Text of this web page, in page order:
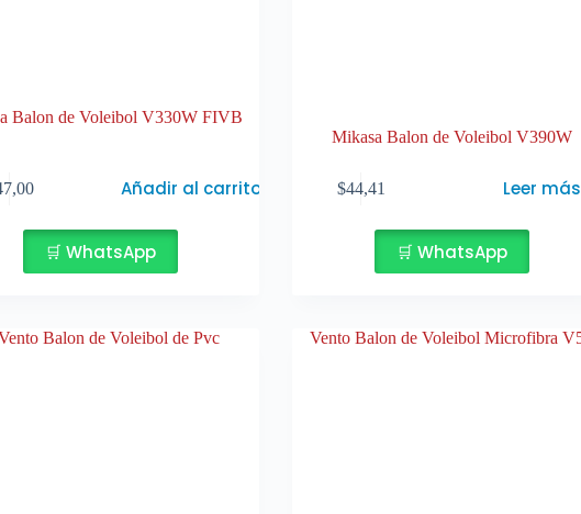
Balon de Voleibol V330W FIVB
Añadir al carrito
🛒 WhatsApp
Mikasa Balon de Voleibol V390W
$44,41 Leer más
🛒 WhatsApp